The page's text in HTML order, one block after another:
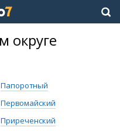
округе
Папоротный
Первомайский
Приреченский